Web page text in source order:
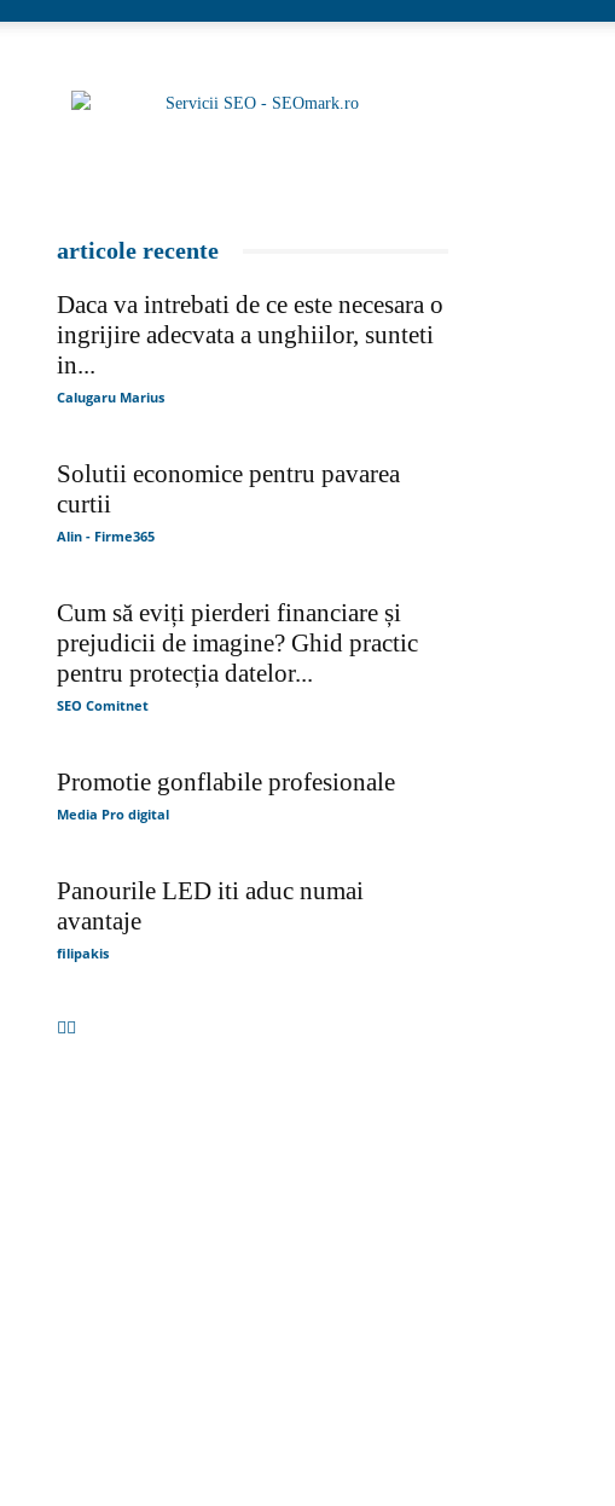
articole recente
Daca va intrebati de ce este necesara o
ingrijire adecvata a unghiilor, sunteti
in...
Calugaru Marius
Solutii economice pentru pavarea
curtii
Alin - Firme365
Cum să eviți pierderi financiare și
prejudicii de imagine? Ghid practic
pentru protecția datelor...
SEO Comitnet
Promotie gonflabile profesionale
Media Pro digital
Panourile LED iti aduc numai
avantaje
filipakis